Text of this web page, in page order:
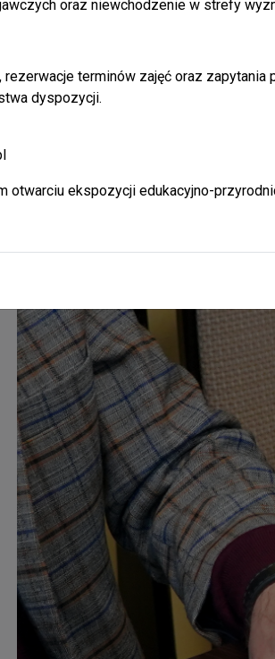
oraz niewchodzenie w strefy
terminów zajęć oraz
dyspozycji.
otwarciu ekspozycji edukacyjno-